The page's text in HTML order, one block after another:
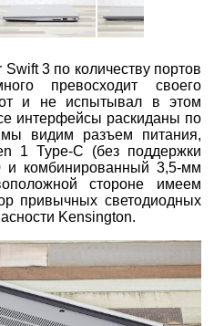
3 по количеству портов
превосходит своего
и не испытывал в этом
интерфейсы раскиданы по
видим разъем питания,
1 Type-C (без поддержки
и комбинированный 3,5-мм
стороне имеем
привычных светодиодных
Kensington.